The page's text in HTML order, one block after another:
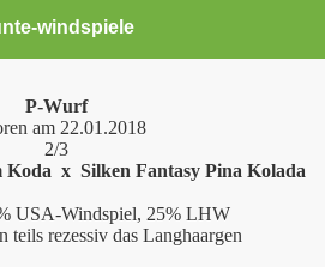
windspiele
P-Wurf
am 22.01.2018
2/3
Koda x Silken Fantasy Pina Kolada
USA-Windspiel, 25% LHW
teils rezessiv das Langhaargen